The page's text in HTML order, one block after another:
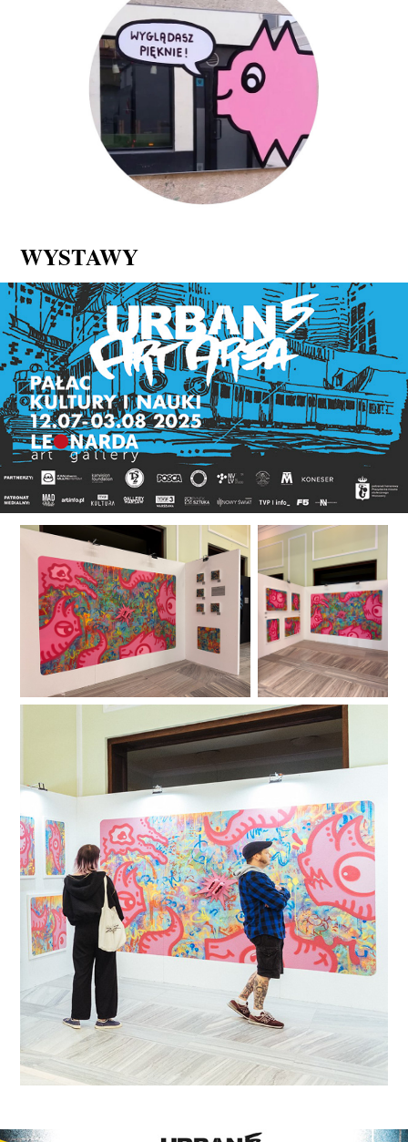
WYSTAWY